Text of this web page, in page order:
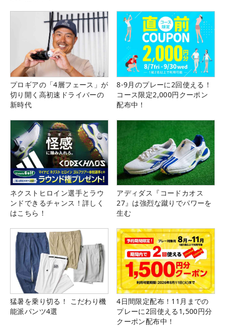
プロギアの「4層フェース」が
切り開く高初速ドライバーの
新時代
8-9月のプレーに2回使える！
コース限定2,000円クーポン
配布中！
ネクストヒロイン選手とラウ
ンドできるチャンス！詳しく
はこちら！
アディダス『コードカオス
27』は強烈な蹴りでパワーを
生む
猛暑を乗り切る！ こだわり機
能派パンツ4選
4日間限定配布！11月までの
プレーに2回使える1,500円分
クーポン配布中！